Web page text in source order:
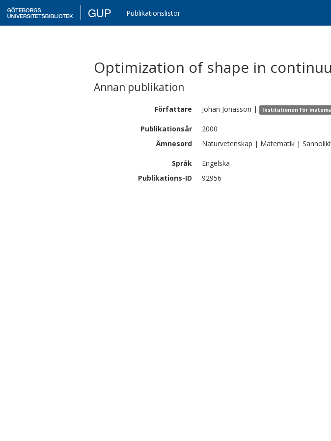
GUP Publikationslistor
Optimization of shape in
Annan publikation
Författare Johan Jonasson | Institutionen för
Publikationsår
2000
Ämnesord
Naturvetenskap | Matematik |
Språk
Engelska
Publikations-ID
92956